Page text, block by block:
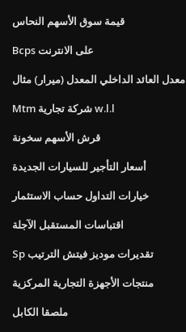
قيمة سوق الأسهم النحاس
Bcps على الانترنت
معدل العائد الداخلي المعدل (ميرار) مثال
Mtm شركة تجارية w.l.l
قرش الأسهم سخونة
أسعار التأجير للسيارات الجديدة
خيارات التداول حساب الاستثمار
اقتباسات المستقبل الآجلة
Sp تقديرات موديز فيتش الترتيب
منتجات الأجهزة التجارية المركزية
ملصقا الكابل